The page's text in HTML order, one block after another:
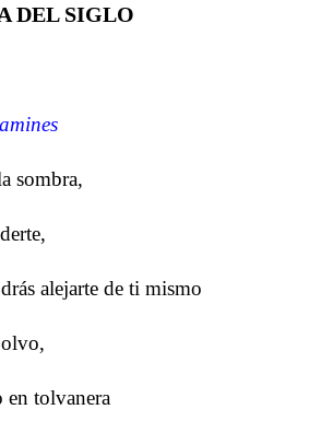
DEL SIGLO
sombra,
alejarte de ti mismo
en tolvanera